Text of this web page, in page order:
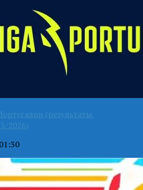
(результаты,
2026)